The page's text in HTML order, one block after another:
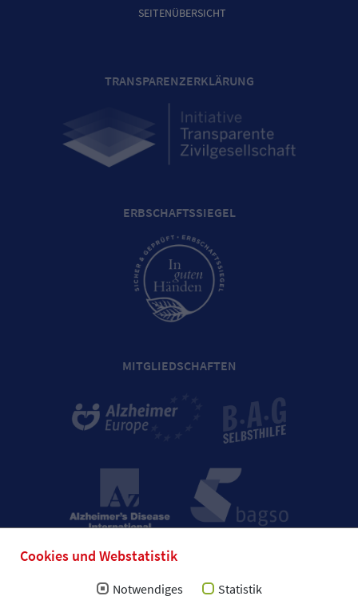
Cookies und Webstatistik
Notwendiges Statistik
SEITENÜBERSICHT
TRANSPARENZERKLÄRUNG
ERBSCHAFTSSIEGEL
MITGLIEDSCHAFTEN